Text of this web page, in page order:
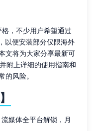
，不少用户希望通过
以便安装部分仅限海外
文将为大家分享最新可
附上详细的使用指南和
风险。
媒体全平台解锁，月